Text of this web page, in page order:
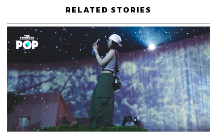
RELATED STORIES